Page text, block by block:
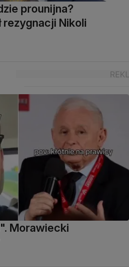
prounijna?
rezygnacji Nikoli
Morawiecki